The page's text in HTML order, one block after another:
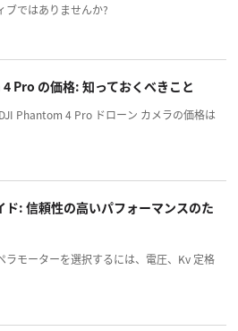
ブではありませんか?
Pro の価格: 知っておくべきこと
Phantom 4 Pro ドローン カメラの価格は
ド: 信頼性の高いパフォーマンスのた
ラモーターを選択するには、電圧、Kv 定格